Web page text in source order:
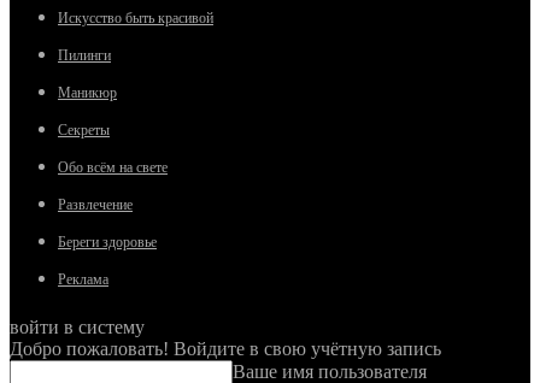
Искусство быть красивой
Пилинги
Маникюр
Секреты
Обо всём на свете
Развлечение
Береги здоровье
Реклама
войти в систему
Добро пожаловать! Войдите в свою учётную запись
Ваше имя пользователя